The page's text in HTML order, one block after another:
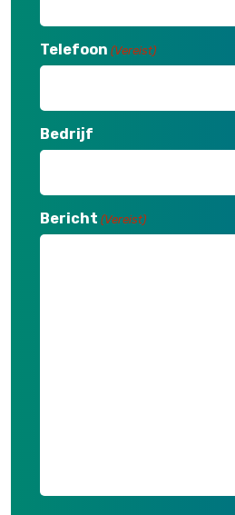
Telefoon (Vereist)
Bedrijf
Bericht (Vereist)